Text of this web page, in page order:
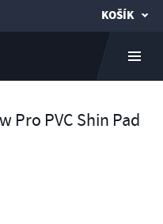
KOŠÍK
Pro PVC Shin Pad